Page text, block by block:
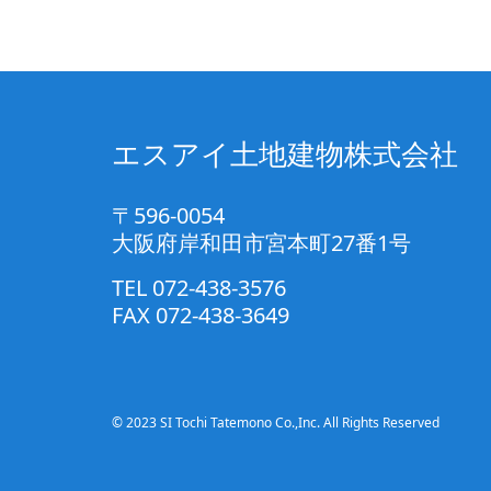
エスアイ土地建物株式会社
〒596-0054
大阪府岸和田市宮本町27番1号
TEL 072-438-3576
FAX 072-438-3649
© 2023 SI Tochi Tatemono Co.,Inc. All Rights Reserved